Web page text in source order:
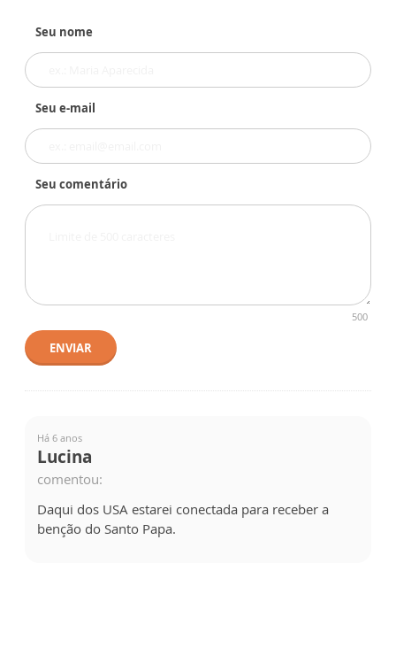
Seu nome
Seu e-mail
Seu comentário
500
ENVIAR
Há 6 anos
Lucina
comentou:
Daqui dos USA estarei conectada para receber a
benção do Santo Papa.